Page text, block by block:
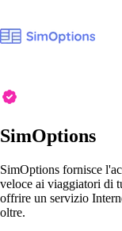
SimOptions
SimOptions fornisce
veloce ai viaggiatori di
offrire un servizio
oltre.